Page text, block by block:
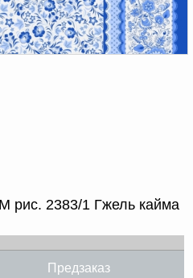
рис. 2383/1 Гжель кайма
Предзаказ
в